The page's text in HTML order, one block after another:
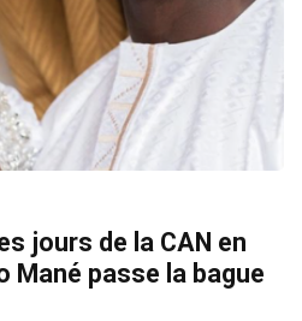
jours de la CAN en
Mané passe la bague